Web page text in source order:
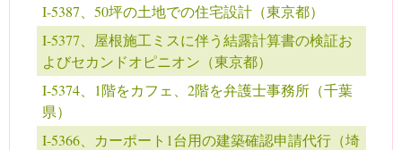
I-5387、50坪の土地での住宅設計（東京都）
I-5377、屋根施工ミスに伴う結露計算書の検証お
よびセカンドオピニオン（東京都）
I-5374、1階をカフェ、2階を弁護士事務所（千葉
県）
I-5366、カーポート1台用の建築確認申請代行（埼